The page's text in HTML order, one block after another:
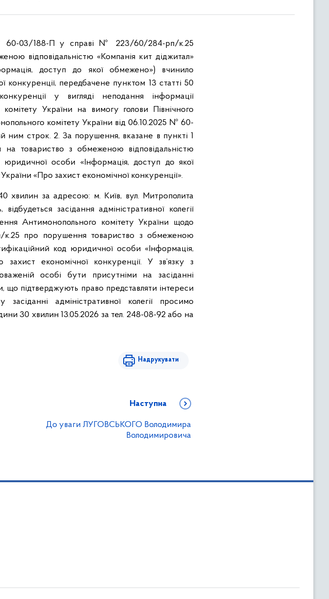
60-03/188-П у справі № 223/60/284-рп/к.25
відповідальністю «Компанія кит діджитал»
доступ до якої обмежено») вчинило
конкуренції, передбачене пунктом 13 статті 50
у вигляді неподання інформації
України на вимогу голови Північного
комітету України від 06.10.2025 № 60-
ним строк. 2. За порушення, вказане в пункті 1
товариство з обмеженою відповідальністю
юридичної особи «Інформація, доступ до якої
«Про захист економічної конкуренції».
хвилин за адресою: м. Київ, вул. Митрополита
засідання адміністративної колегії
Антимонопольного комітету України щодо
про порушення товариство з обмеженою
код юридичної особи «Інформація,
економічної конкуренції. У зв’язку з
особі бути присутніми на засіданні
що підтверджують право представляти інтереси
адміністративної колегії просимо
30 хвилин 13.05.2026 за тел. 248-08-92 або на
Надрукувати
Наступна
До уваги ЛУГОВСЬКОГО Володимира
Володимировича